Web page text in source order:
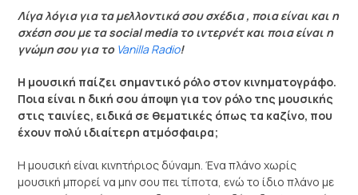
Λίγα λόγια για τα μελλοντικά σου σχέδια , ποια είναι και η
σχέση σου με τα social media το ιντερνέτ και ποια είναι η
γνώμη σου για το Vanilla Radio!
Η μουσική παίζει σημαντικό ρόλο στον κινηματογράφο.
Ποια είναι η δική σου άποψη για τον ρόλο της μουσικής
στις ταινίες, ειδικά σε θεματικές όπως τα καζίνο, που
έχουν πολύ ιδιαίτερη ατμόσφαιρα;
Η μουσική είναι κινητήριος δύναμη. Ένα πλάνο χωρίς
μουσική μπορεί να μην σου πει τίποτα, ενώ το ίδιο πλάνο με